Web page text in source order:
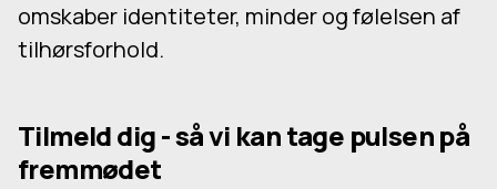
omskaber identiteter, minder og følelsen af
tilhørsforhold.
Tilmeld dig - så vi kan tage pulsen på
fremmødet